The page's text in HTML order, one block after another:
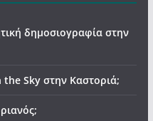
δημοσιογραφία στην
the Sky στην Καστοριά;